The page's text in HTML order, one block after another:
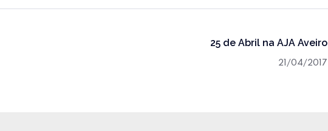
25 de Abril na AJA Aveiro
21/04/2017